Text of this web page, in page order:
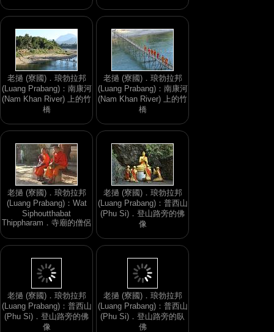
老撾 (寮國)．琅勃拉邦
(Luang Prabang)：南康河
(Nam Khan River) 上的竹
橋
老撾 (寮國)．琅勃拉邦
(Luang Prabang)：南康河
(Nam Khan River) 上的竹
橋
老撾 (寮國)．琅勃拉邦
(Luang Prabang)：Wat
Siphoutthabat
Thippharam．寺廟的僧侶
老撾 (寮國)．琅勃拉邦
(Luang Prabang)：普西山
(Phu Si)．登山路旁的佛
像
老撾 (寮國)．琅勃拉邦
(Luang Prabang)：普西山
(Phu Si)．登山路旁的佛
老撾 (寮國)．琅勃拉邦
(Luang Prabang)：普西山
(Phu Si)．登山路旁的臥